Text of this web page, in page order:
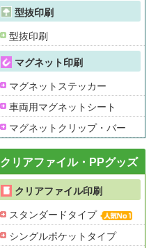
型抜印刷
型抜印刷
マグネット印刷
マグネットステッカー
車両用マグネットシート
マグネットクリップ・バー
クリアファイル・PPグッズ
クリアファイル印刷
スタンダードタイプ
シングルポケットタイプ